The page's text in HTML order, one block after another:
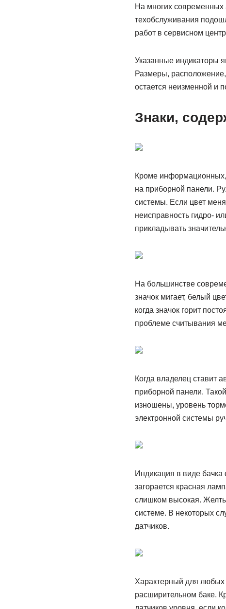
На многих современных
техобслуживания
работ в сервисном
Указанные индикаторы
Размеры,
остается неизменной и
Знаки,
Кроме
на приборной панели.
системы. Если цвет
неисправность гидро-
прикладывать
На большинстве
значок мигает, белый
когда значок горит
проблеме считывания
Когда владелец ставит
приборной панели.
изношены, уровень
электронной системы
Индикация в виде
загорается красная
слишком высокая.
системе. В некоторых
датчиков.
Характерный для любых
расширительном баке.